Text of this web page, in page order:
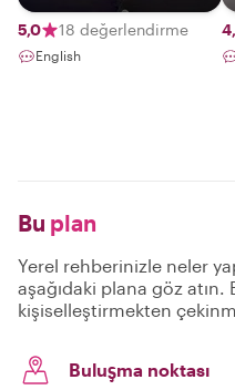
5,0 18 değerlendirme
English
Bu plan
Yerel rehberinizle neler
aşağıdaki plana göz
kişiselleştirmekten
Buluşma noktası